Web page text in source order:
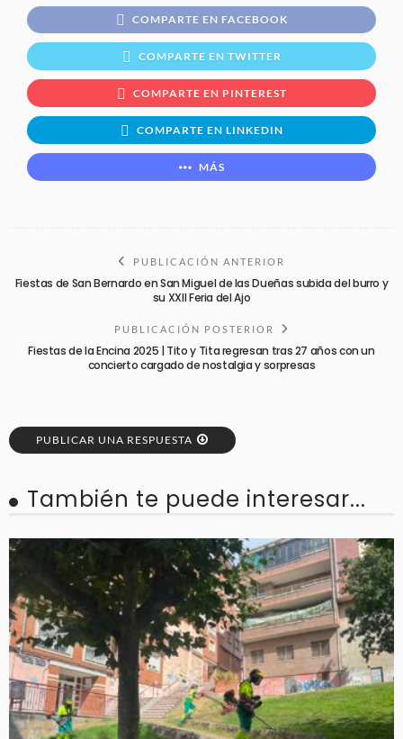
COMPARTE EN FACEBOOK
COMPARTE EN TWITTER
COMPARTE EN PINTEREST
COMPARTE EN LINKEDIN
MÁS
PUBLICACIÓN ANTERIOR
Fiestas de San Bernardo en San Miguel de las Dueñas subida del burro y
su XXII Feria del Ajo
PUBLICACIÓN POSTERIOR
Fiestas de la Encina 2025 | Tito y Tita regresan tras 27 años con un
concierto cargado de nostalgia y sorpresas
PUBLICAR UNA RESPUESTA
También te puede interesar...